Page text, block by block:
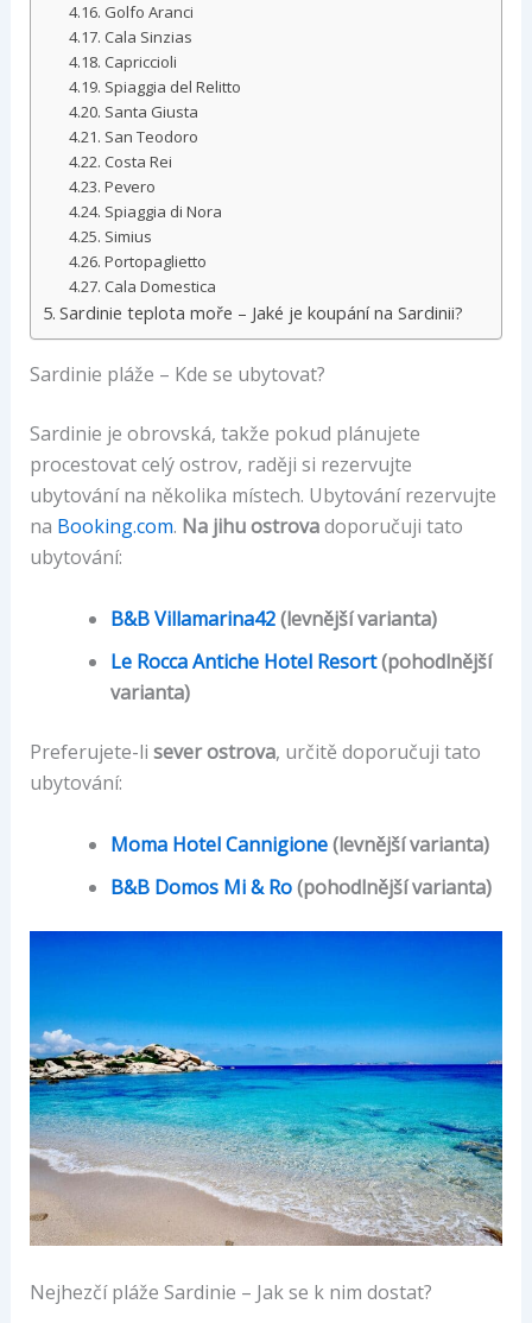
Golfo Aranci
Cala Sinzias
Capriccioli
Spiaggia del Relitto
Santa Giusta
San Teodoro
Costa Rei
Pevero
Spiaggia di Nora
Simius
Portopaglietto
Cala Domestica
Sardinie teplota moře – Jaké je koupání na Sardinii?
Sardinie pláže – Kde se ubytovat?
Sardinie je obrovská, takže pokud plánujete
procestovat celý ostrov, raději si rezervujte
ubytování na několika místech. Ubytování rezervujte
na Booking.com. Na jihu ostrovadoporučuji tato
ubytování:
B&B Villamarina42(levnější varianta)
Le Rocca Antiche Hotel Resort(pohodlnější
varianta)
Preferujete-li sever ostrova, určitě doporučuji tato
ubytování:
Moma Hotel Cannigione(levnější varianta)
B&B Domos Mi & Ro(pohodlnější varianta)
Nejhezčí pláže Sardinie – Jak se k nim dostat?